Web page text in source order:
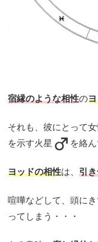
宿縁のような相性の
それも、彼にとって
を示す火星
を絡
ヨッドの相性は、 引
喧嘩などして、頭に
ってしまう・・・